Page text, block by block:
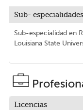
Sub- especialidades
Sub-especialidad en
Louisiana State
Licencias